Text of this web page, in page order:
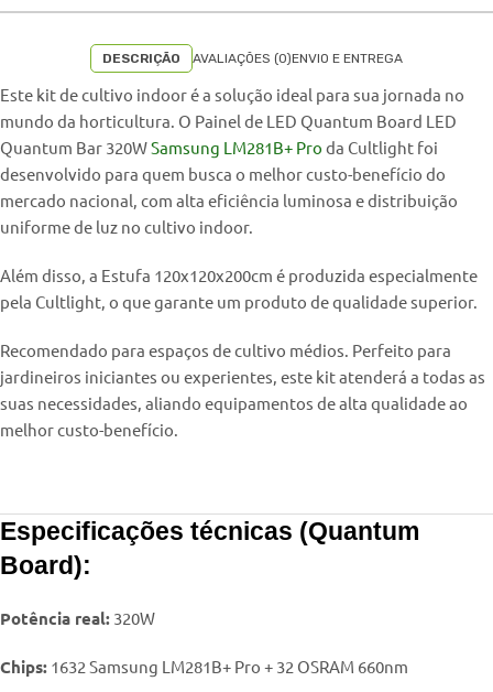
DESCRIÇÃO AVALIAÇÕES (0)ENVIO E ENTREGA
Este kit de cultivo indoor é a solução ideal para sua jornada no
mundo da horticultura. O Painel de LED Quantum Board LED
Quantum Bar 320WSamsung LM281B+ Pro da Cultlight foi
desenvolvido para quem busca o melhor custo-benefício do
mercado nacional, com alta eficiência luminosa e distribuição
uniforme de luz no cultivo indoor.
Além disso, a Estufa 120x120x200cm é produzida especialmente
pela Cultlight, o que garante um produto de qualidade superior.
Recomendado para espaços de cultivo médios. Perfeito para
jardineiros iniciantes ou experientes, este kit atenderá a todas as
suas necessidades, aliando equipamentos de alta qualidade ao
melhor custo-benefício.
Especificações técnicas (Quantum
Board):
Potência real: 320W
Chips: 1632 Samsung LM281B+ Pro + 32 OSRAM 660nm